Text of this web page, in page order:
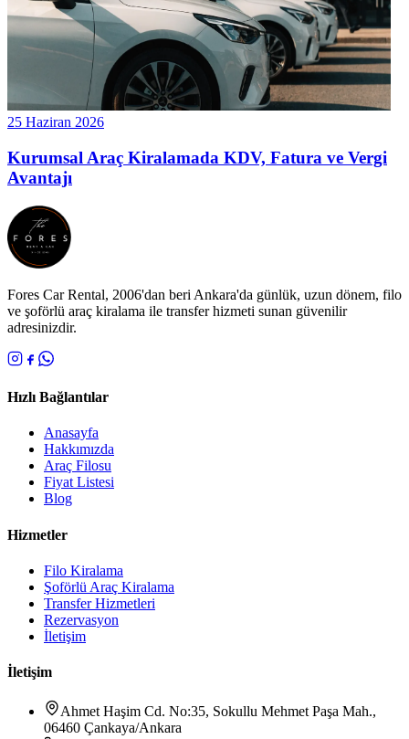
25 Haziran 2026
Kurumsal Araç Kiralamada KDV, Fatura ve Vergi
Avantajı
Fores Car Rental, 2006'dan beri Ankara'da günlük, uzun dönem, filo
ve şoförlü araç kiralama ile transfer hizmeti sunan güvenilir
adresinizdir.
Hızlı Bağlantılar
Anasayfa
Hakkımızda
Araç Filosu
Fiyat Listesi
Blog
Hizmetler
Filo Kiralama
Şoförlü Araç Kiralama
Transfer Hizmetleri
Rezervasyon
İletişim
İletişim
Ahmet Haşim Cd. No:35, Sokullu Mehmet Paşa Mah.,
06460 Çankaya/Ankara